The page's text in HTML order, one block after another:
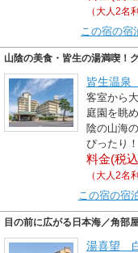
（大人2名
この宿の宿
山陰の美食・皆生の湯満喫！
皆生温
客室から
庭園を眺
陰の山海
ぴったり！
料金(税
（大人2名
この宿の宿
目の前に広がる日本海／角部
湯喜望